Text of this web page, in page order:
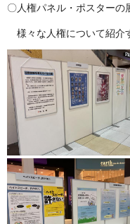
〇人権パネル・ポスターの
様々な人権について紹介